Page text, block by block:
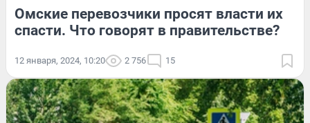
Омские перевозчики просят власти их
спасти. Что говорят в правительстве?
12 января, 2024, 10:20 2 756 15